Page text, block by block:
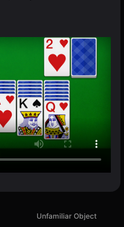
Unfamiliar Object